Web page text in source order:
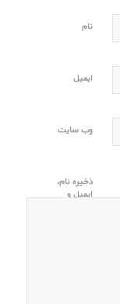
نام
ایمیل
وب‌ سایت
ذخیره نام،
ایمیل و